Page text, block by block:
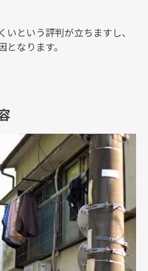
という評判が立ちますし、
なります。